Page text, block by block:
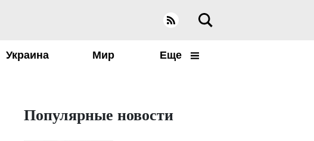
Украина Мир Еще
Популярные новости